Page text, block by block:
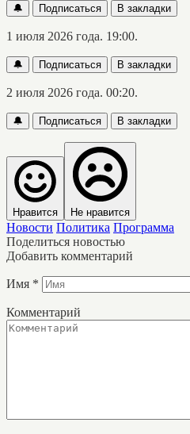
🔔 Подписаться В закладки
1 июля 2026 года. 19:00.
🔔 Подписаться В закладки
2 июля 2026 года. 00:20.
🔔 Подписаться В закладки
Нравится Не нравится
Новости Политика Программа
Поделиться новостью
Добавить комментарий
Имя *
Комментарий